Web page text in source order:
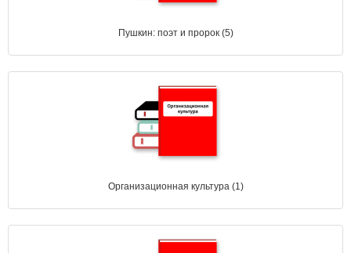
Пушкин: поэт и пророк (5)
Организационная культура (1)